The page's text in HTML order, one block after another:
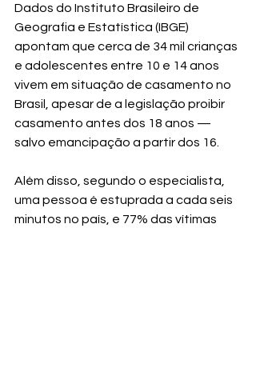
Dados do Instituto Brasileiro de
Geografia e Estatística (IBGE)
apontam que cerca de 34 mil crianças
e adolescentes entre 10 e 14 anos
vivem em situação de casamento no
Brasil, apesar de a legislação proibir
casamento antes dos 18 anos —
salvo emancipação a partir dos 16.
Além disso, segundo o especialista,
uma pessoa é estuprada a cada seis
minutos no país, e 77% das vítimas